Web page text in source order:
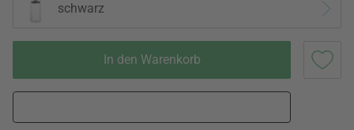
schwarz
In den Warenkorb